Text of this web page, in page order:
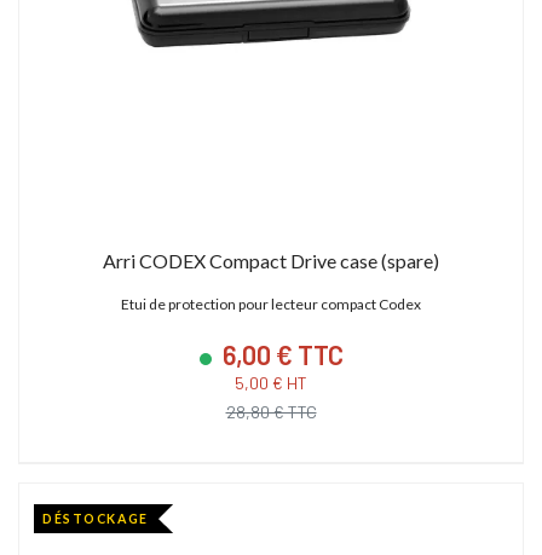
Arri CODEX Compact Drive case (spare)
Etui de protection pour lecteur compact Codex
6,00 € TTC
5,00 € HT
28,80 € TTC
DÉSTOCKAGE